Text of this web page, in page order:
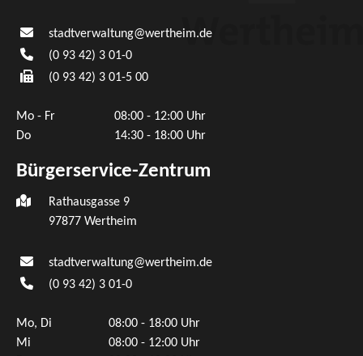
stadtverwaltung@wertheim.de
(0 93 42) 3 01-0
(0 93 42) 3 01-5 00
Mo - Fr
08:00 - 12:00 Uhr
Do
14:30 - 18:00 Uhr
Bürgerservice-Zentrum
Rathausgasse 9
97877 Wertheim
stadtverwaltung@wertheim.de
(0 93 42) 3 01-0
Mo, Di
08:00 - 18:00 Uhr
Mi
08:00 - 12:00 Uhr